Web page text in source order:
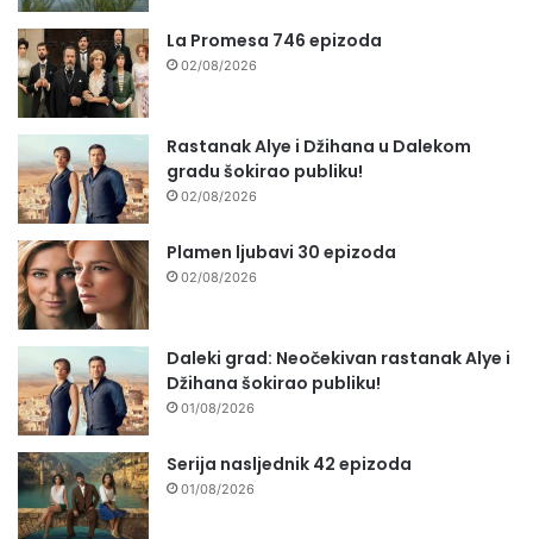
La Promesa 746 epizoda
02/08/2026
Rastanak Alye i Džihana u Dalekom
gradu šokirao publiku!
02/08/2026
Plamen ljubavi 30 epizoda
02/08/2026
Daleki grad: Neočekivan rastanak Alye i
Džihana šokirao publiku!
01/08/2026
Serija nasljednik 42 epizoda
01/08/2026